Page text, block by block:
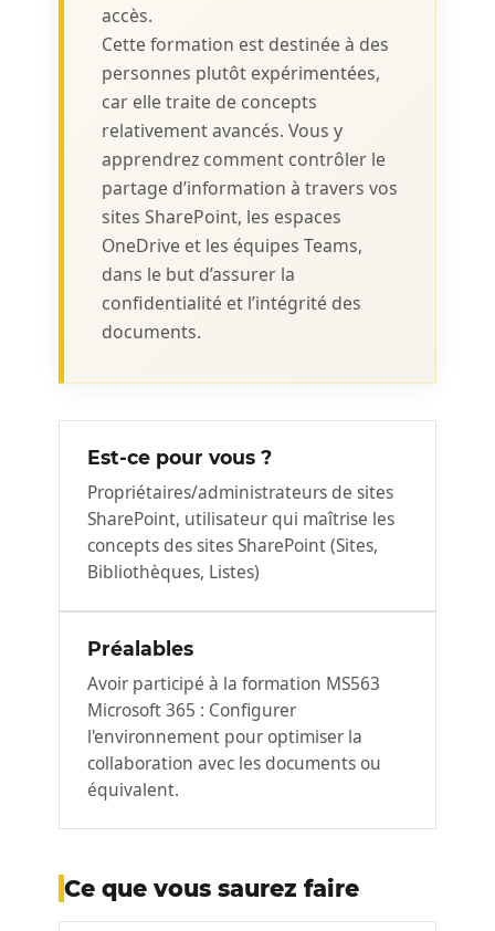
accès.
Cette formation est destinée à des
personnes plutôt expérimentées,
car elle traite de concepts
relativement avancés. Vous y
apprendrez comment contrôler le
partage d’information à travers vos
sites SharePoint, les espaces
OneDrive et les équipes Teams,
dans le but d’assurer la
confidentialité et l’intégrité des
documents.
Est-ce pour vous ?
Propriétaires/administrateurs de sites
SharePoint, utilisateur qui maîtrise les
concepts des sites SharePoint (Sites,
Bibliothèques, Listes)
Préalables
Avoir participé à la formation MS563
Microsoft 365 : Configurer
l'environnement pour optimiser la
collaboration avec les documents ou
équivalent.
Ce que vous saurez faire